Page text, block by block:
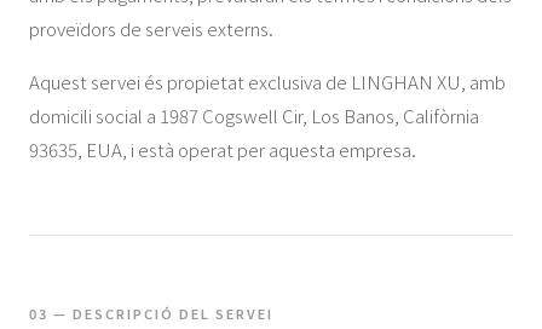
proveïdors de serveis externs.
Aquest servei és propietat exclusiva de LINGHAN XU, amb
domicili social a 1987 Cogswell Cir, Los Banos, Califòrnia
93635, EUA, i està operat per aquesta empresa.
03 — DESCRIPCIÓ DEL SERVEI